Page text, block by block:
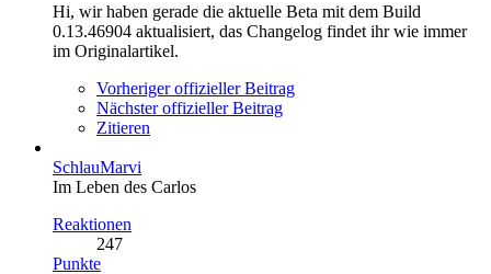
Hi, wir haben gerade die aktuelle Beta mit dem Build
0.13.46904 aktualisiert, das Changelog findet ihr wie immer
im Originalartikel.
Vorheriger offizieller Beitrag
Nächster offizieller Beitrag
Zitieren
SchlauMarvi
Im Leben des Carlos
Reaktionen
247
Punkte